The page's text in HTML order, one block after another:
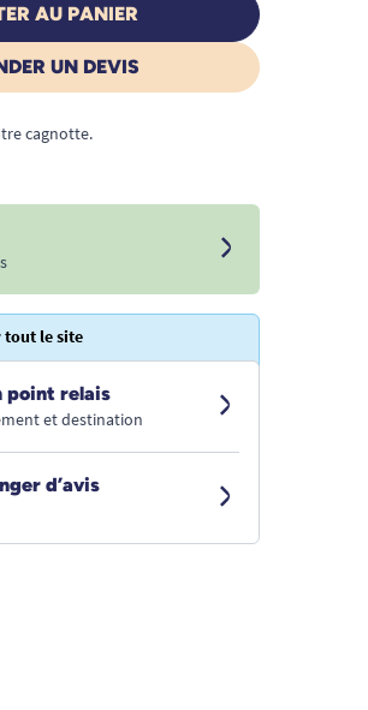
AU PANIER
UN DEVIS
cagnotte.
tout le site
point relais
et destination
d’avis